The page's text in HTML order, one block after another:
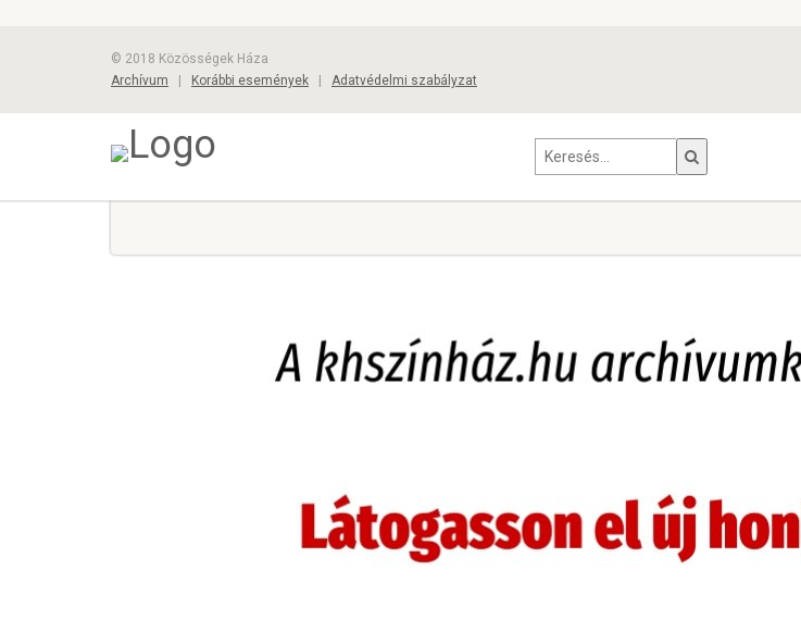
© 2018 Közösségek Háza
Archívum
Korábbi események Adatvédelmi szabályzat